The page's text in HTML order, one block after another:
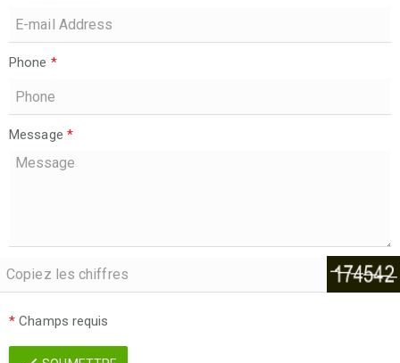
Phone *
Message *
* Champs requis